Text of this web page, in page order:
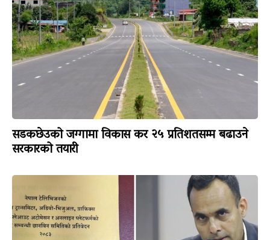
सडकछेउको जग्गामा विकास कर २५ प्रतिशतसम्म बढाउने
सरकारको तयारी